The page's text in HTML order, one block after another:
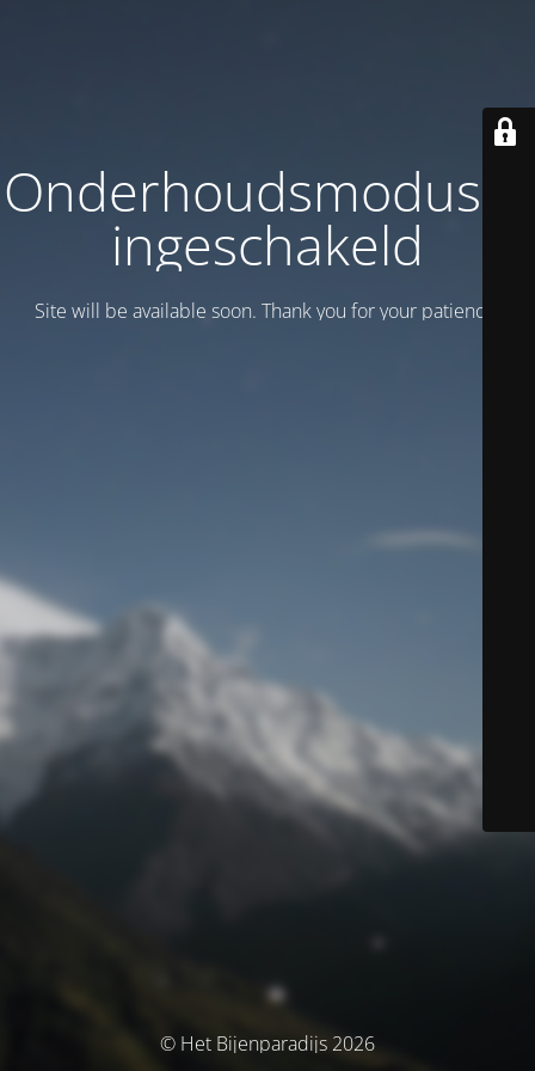
Onderhoudsmodus is
ingeschakeld
Site will be available soon. Thank you for your patience!
© Het Bijenparadijs 2026